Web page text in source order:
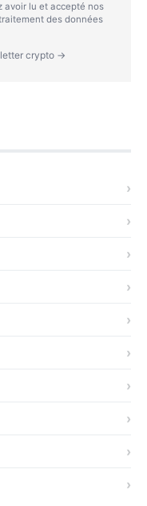
avoir lu et accepté nos
des données
crypto →